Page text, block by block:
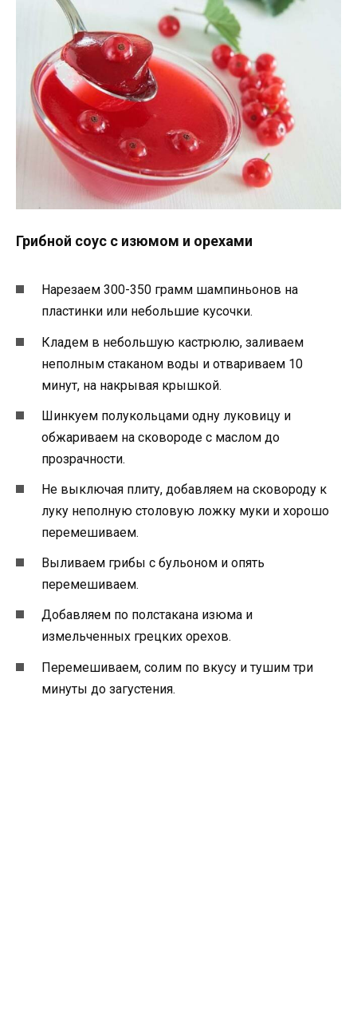
Грибной соус с изюмом и орехами
Нарезаем 300-350 грамм шампиньонов на
пластинки или небольшие кусочки.
Кладем в небольшую кастрюлю, заливаем
неполным стаканом воды и отвариваем 10
минут, на накрывая крышкой.
Шинкуем полукольцами одну луковицу и
обжариваем на сковороде с маслом до
прозрачности.
Не выключая плиту, добавляем на сковороду к
луку неполную столовую ложку муки и хорошо
перемешиваем.
Выливаем грибы с бульоном и опять
перемешиваем.
Добавляем по полстакана изюма и
измельченных грецких орехов.
Перемешиваем, солим по вкусу и тушим три
минуты до загустения.